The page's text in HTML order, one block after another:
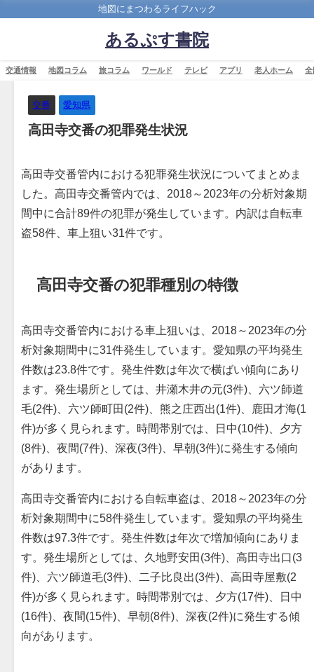
地図にまつわるライフハック
あるぷす書院
交通情報 地図コラム 旅コラム ワールド テレビ アプリ 老人ホーム 全
交番 愛知県
高田寺交番の犯罪発生状況
高田寺交番管内における犯罪発生状況についてまとめま
した。高田寺交番管内では、2018～2023年の分析対象期
間中に合計89件の犯罪が発生しています。内訳は自転車
盗58件、車上狙い31件です。
高田寺交番の犯罪種別の特徴
高田寺交番管内における車上狙いは、2018～2023年の分
析対象期間中に31件発生しています。愛知県の平均発生
件数は23.8件です。発生件数は年次で横ばい傾向にあり
ます。発生場所としては、井瀬木井の元(3件)、六ツ師道
毛(2件)、六ツ師町田(2件)、熊之庄西出(1件)、鹿田才海(1
件)が多く見られます。時間帯別では、日中(10件)、夕方
(8件)、夜間(7件)、深夜(3件)、早朝(3件)に発生する傾向
があります。
高田寺交番管内における自転車盗は、2018～2023年の分
析対象期間中に58件発生しています。愛知県の平均発生
件数は97.3件です。発生件数は年次で増加傾向にありま
す。発生場所としては、久地野安田(3件)、高田寺出口(3
件)、六ツ師道毛(3件)、二子比良出(3件)、高田寺屋敷(2
件)が多く見られます。時間帯別では、夕方(17件)、日中
(16件)、夜間(15件)、早朝(8件)、深夜(2件)に発生する傾
向があります。